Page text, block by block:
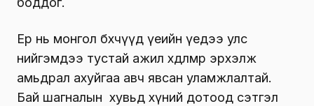
Ер нь монгол бөхчүүд үеийн үедээ улс
нийгэмдээ тустай ажил хөдөлмөр эрхэлж
амьдрал ахуйгаа авч явсан уламжлалтай.
Бай шагналын хувьд хүний дотоод сэтгэл